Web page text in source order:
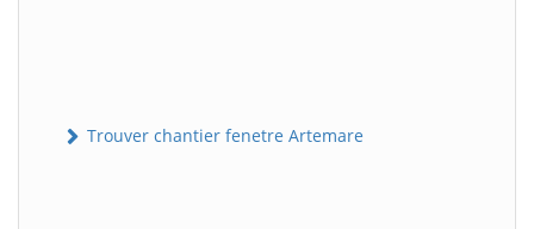
Trouver chantier fenetre Artemare